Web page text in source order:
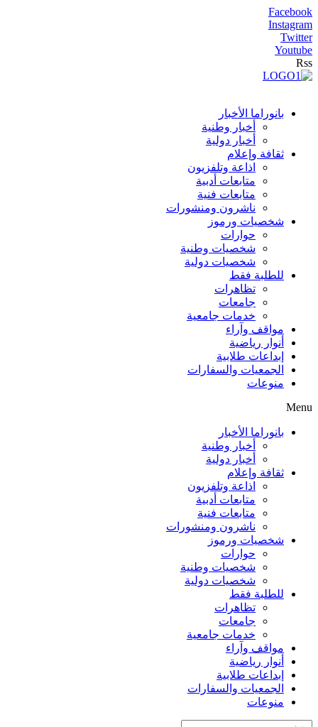
Facebook
Instagram
Twitter
Youtube
Rss
بانوراما الأخبار
أخبار وطنية
أخبار دولية
ثقافة وإعلام
اذاعة وتلفزيون
متابعات أدبية
متابعات فنية
ناشرون ومنشورات
شخصيات ورموز
حوارات
شخصيات وطنية
شخصيات دولية
للطلبة فقط
تظاهرات
جامعات
خدمات جامعية
مواقف وآراء
أنوار رياضية
إبداعات طلابية
الجمعيات والسفارات
منوعات
Menu
بانوراما الأخبار
أخبار وطنية
أخبار دولية
ثقافة وإعلام
اذاعة وتلفزيون
متابعات أدبية
متابعات فنية
ناشرون ومنشورات
شخصيات ورموز
حوارات
شخصيات وطنية
شخصيات دولية
للطلبة فقط
تظاهرات
جامعات
خدمات جامعية
مواقف وآراء
أنوار رياضية
إبداعات طلابية
الجمعيات والسفارات
منوعات